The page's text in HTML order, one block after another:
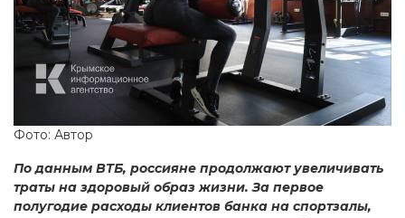
Фото: Автор
По данным ВТБ, россияне продолжают увеличивать
траты на здоровый образ жизни. За первое
полугодие расходы клиентов банка на спортзалы,